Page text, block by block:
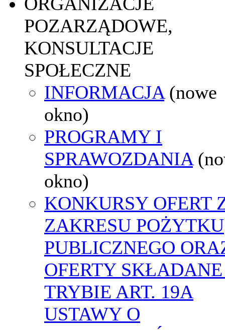
POZARZĄDOWE,
KONSULTACJE
SPOŁECZNE
INFORMACJA (nowe
okno)
PROGRAMY I
SPRAWOZDANIA
okno)
KONKURSY OFERT
ZAKRESU POŻYTKU
PUBLICZNEGO
OFERTY
TRYBIE ART. 19A
USTAWY O